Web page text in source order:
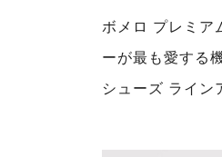
ボメロ プレミア
ーが最も愛する
シューズ ライン